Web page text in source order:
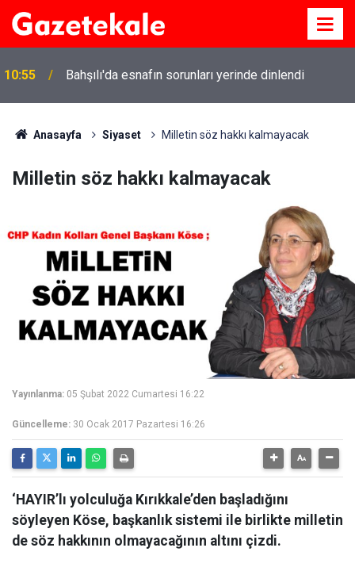
10:55 Bahşılı'da esnafın sorunları yerinde dinlendi
Anasayfa Siyaset Milletin söz hakkı kalmayacak
Milletin söz hakkı kalmayacak
Yayınlanma: 05 Şubat 2022 Cumartesi 16:22
Güncelleme: 30 Ocak 2017 Pazartesi 16:26
‘HAYIR’lı yolculuğa Kırıkkale’den başladığını
söyleyen Köse, başkanlık sistemi ile birlikte milletin
de söz hakkının olmayacağının altını çizdi.